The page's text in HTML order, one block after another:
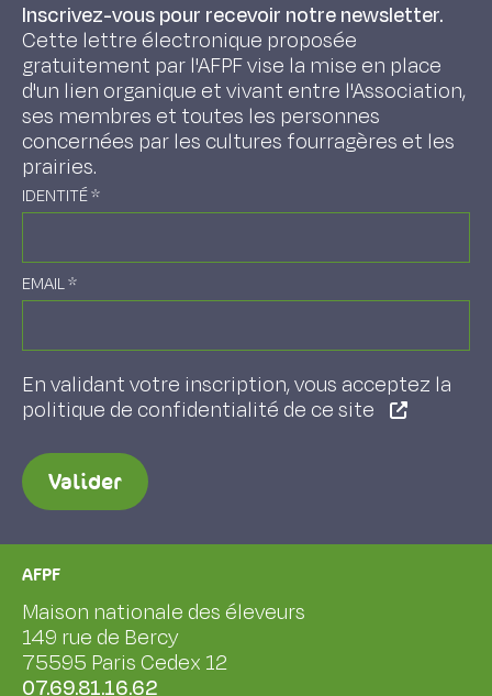
Inscrivez-vous pour recevoir notre newsletter.
Cette lettre électronique proposée
gratuitement par l'AFPF vise la mise en place
d'un lien organique et vivant entre l'Association,
ses membres et toutes les personnes
concernées par les cultures fourragères et les
prairies.
IDENTITÉ*
EMAIL*
En validant votre inscription, vous acceptez la
politique de confidentialité de ce site
Valider
AFPF
Maison nationale des éleveurs
149 rue de Bercy
75595 Paris Cedex 12
07.69.81.16.62